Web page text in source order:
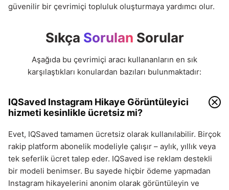
güvenilir bir çevrimiçi topluluk oluşturmaya yardımcı olur.
Sıkça Sorulan Sorular
Aşağıda bu çevrimiçi aracı kullananların en sık
karşılaştıkları konulardan bazıları bulunmaktadır:
IQSaved Instagram Hikaye Görüntüleyici
hizmeti kesinlikle ücretsiz mi?
Evet, IQSaved tamamen ücretsiz olarak kullanılabilir. Birçok
rakip platform abonelik modeliyle çalışır – aylık, yıllık veya
tek seferlik ücret talep eder. IQSaved ise reklam destekli
bir modeli benimser. Bu sayede hiçbir ödeme yapmadan
Instagram hikayelerini anonim olarak görüntüleyin ve